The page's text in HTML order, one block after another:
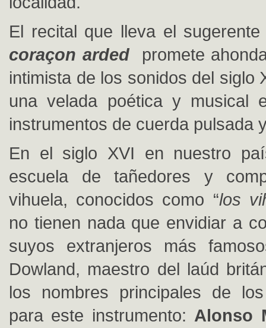
El recital que lleva el
coraçon ardedpromete
intimista de los sonidos del siglo
una velada poética y musical
instrumentos de cuerda pulsada
En el siglo XVI en nuestro
escuela de tañedores y
vihuela, conocidos como “los
no tienen nada que envidiar a
suyos extranjeros más
Dowland, maestro del laúd
los nombres principales de
para este instrumento: Alonso